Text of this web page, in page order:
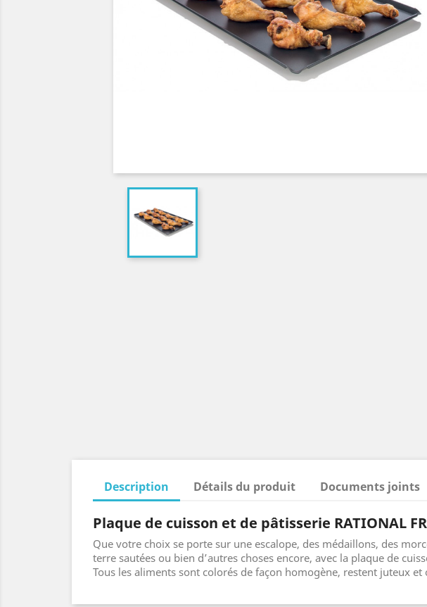
Description Détails du produit Documents joints
Plaque de cuisson et de pâtisserie RATIONAL
Que votre choix se porte sur une escalope, des médaillons, des
terre sautées ou bien d’autres choses encore, avec la plaque de
Tous les aliments sont colorés de façon homogène, restent juteux